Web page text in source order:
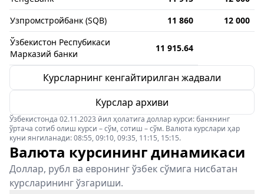
Узпромстройбанк (SQB)
11 860
12 000
Ўзбекистон Респубикаси
Марказий банки
11 915.64
Курсларнинг кенгайтирилган жадвали
Курслар архиви
Ўзбекистонда 02.11.2023 йил ҳолатига доллар курси: банкнинг
ўртача сотиб олиш курси – сўм, сотиш – сўм. Валюта курслари ҳар
куни янгиланади: 08:55, 09:10, 09:35, 11:15, 15:15.
Валюта курсининг динамикаси
Доллар, рубл ва евронинг ўзбек сўмига нисбатан
курсларининг ўзгариши.